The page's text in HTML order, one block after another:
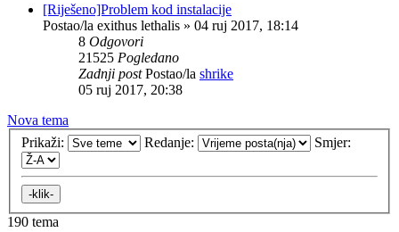
[Riješeno]Problem kod instalacije
Postao/la exithus lethalis » 04 ruj 2017, 18:14
8 Odgovori
21525 Pogledano
Zadnji postPostao/la shrike
05 ruj 2017, 20:38
Nova tema
Prikaži:
Redanje: Smjer:
190 tema